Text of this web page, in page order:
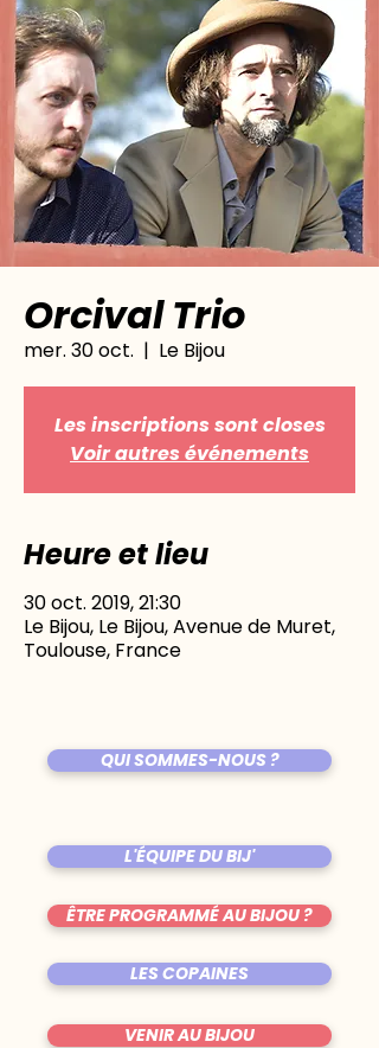
Orcival Trio
mer. 30 oct.
  |
Le Bijou
Les inscriptions sont closes
Voir autres événements
Heure et lieu
30 oct. 2019, 21:30
Le Bijou, Le Bijou, Avenue de Muret,
Toulouse, France
QUI SOMMES-NOUS ?
L'ÉQUIPE DU BIJ'
ÊTRE PROGRAMMÉ AU BIJOU ?
LES COPAINES
VENIR AU BIJOU